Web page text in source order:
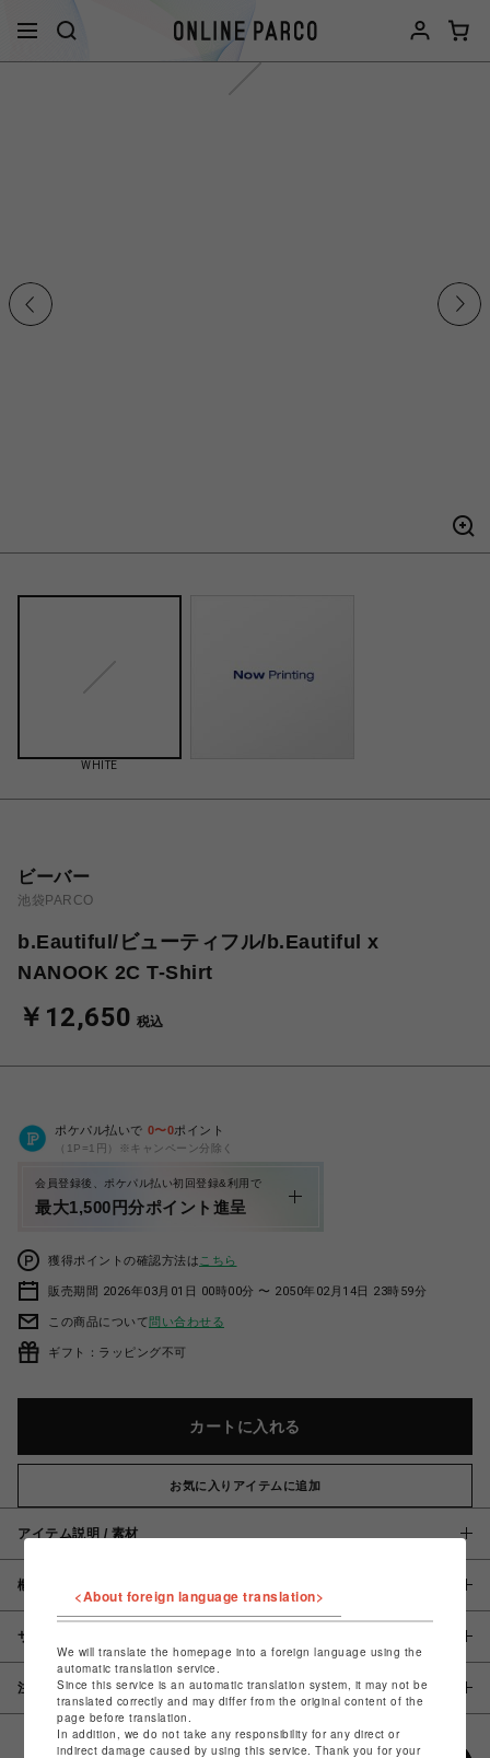
WHITE
ビーバー
池袋PARCO
b.Eautiful/ビューティフル/b.Eautiful x
NANOOK 2C T-Shirt
￥12,650 税込
ポケパル払いで 0〜0ポイント
（1P=1円）※キャンペーン分除く
会員登録後、ポケパル払い初回登録&利用で
最大1,500円分ポイント進呈
獲得ポイントの確認方法は こちら
販売期間 2026年03月01日 00時00分 〜 2050年02月14日 23時59分
この商品について問い合わせる
ギフト：ラッピング不可
カートに入れる
お気に入りアイテムに追加
アイテム説明 / 素材
概要
サイズ
注意事項
<About foreign language translation>
We will translate the homepage into a foreign language using the
automatic translation service.
Since this service is an automatic translation system, it may not be
translated correctly and may differ from the original content of the
page before translation.
In addition, we do not take any responsibility for any direct or
indirect damage caused by using this service. Thank you for your